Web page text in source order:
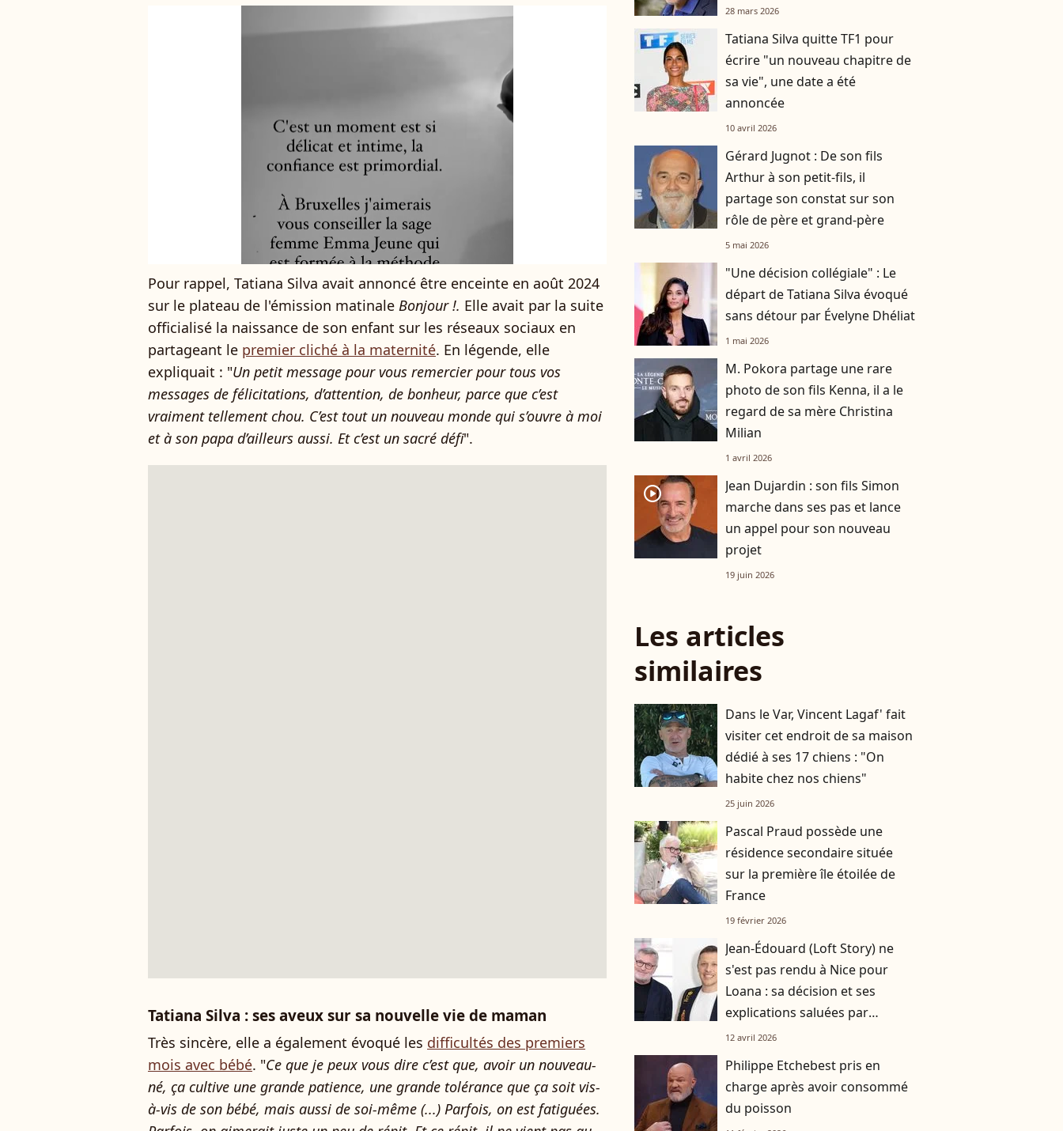
Pour rappel, Tatiana Silva avait annoncé être enceinte en août 2024
sur le plateau de l'émission matinale Bonjour !. Elle avait par la suite
officialisé la naissance de son enfant sur les réseaux sociaux en
partageant le premier cliché à la maternité. En légende, elle
expliquait : "Un petit message pour vous remercier pour tous vos
messages de félicitations, d’attention, de bonheur, parce que c’est
vraiment tellement chou. C’est tout un nouveau monde qui s’ouvre à moi
et à son papa d’ailleurs aussi. Et c’est un sacré défi".
Tatiana Silva : ses aveux sur sa nouvelle vie de maman
Très sincère, elle a également évoqué les difficultés des premiers
mois avec bébé. "Ce que je peux vous dire c’est que, avoir un nouveau-
né, ça cultive une grande patience, une grande tolérance que ça soit vis-
à-vis de son bébé, mais aussi de soi-même (...) Parfois, on est fatiguées.
28 mars 2026
Tatiana Silva quitte TF1 pour
écrire "un nouveau chapitre de
sa vie", une date a été
annoncée
10 avril 2026
Gérard Jugnot : De son fils
Arthur à son petit-fils, il
partage son constat sur son
rôle de père et grand-père
5 mai 2026
"Une décision collégiale" : Le
départ de Tatiana Silva évoqué
sans détour par Évelyne Dhéliat
1 mai 2026
M. Pokora partage une rare
photo de son fils Kenna, il a le
regard de sa mère Christina
Milian
1 avril 2026
player2
Jean Dujardin : son fils Simon
marche dans ses pas et lance
un appel pour son nouveau
projet
19 juin 2026
Les articles
similaires
Dans le Var, Vincent Lagaf' fait
visiter cet endroit de sa maison
dédié à ses 17 chiens : "On
habite chez nos chiens"
25 juin 2026
Pascal Praud possède une
résidence secondaire située
sur la première île étoilée de
France
19 février 2026
Jean-Édouard (Loft Story) ne
s'est pas rendu à Nice pour
Loana : sa décision et ses
explications saluées par
Laurent Ruquier
12 avril 2026
Philippe Etchebest pris en
charge après avoir consommé
du poisson